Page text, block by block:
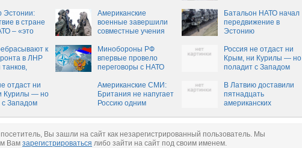
Эстонии:
в стране
– «это
не угроза»
Американские
военные завершили
совместные учения
Эстонии
Батальон НАТО начал
передвижение в
Эстонию
к
в ЛНР
Минобороны РФ
впервые провело
переговоры с НАТО
отношений
Россия не отдаст ни
Крым, ни Курилы — но
поладит с Западом
отдаст ни
Курилы — но
с Западом
Американские СМИ:
Британия не напугает
Россию одним
В Латвию доставили
пятнадцать
американских
Вы зашли на сайт как незарегистрированный пользователь. Мы
Вам зарегистрироваться либо зайти на сайт под своим именем.